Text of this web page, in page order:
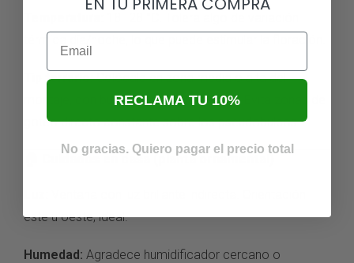
térmica día/noche, lo que
floración.
Tip terrario:Colócala en zonamedia o alta del
montaje, con buenacirculación de aire. Evita zonas
goteo directoconstante sobre lospseudobulbos.
Cuidados en casa (plantaornamental)
esteu oeste, ideal.
Humedad: Agradece humidificador cercano o
Email
RECLAMA TU 10%
No gracias. Quiero pagar el precio total